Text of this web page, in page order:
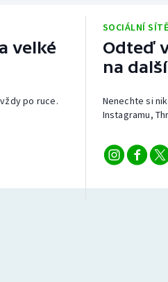
velké
po ruce.
SOCIÁLNÍ SÍTĚ
Odteď
na
Nenechte si
Instagramu,